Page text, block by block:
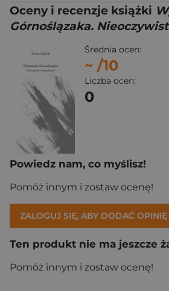
Oceny i recenzje książki
Górnoślązaka.
Średnia ocen:
~ /10
Liczba ocen:
0
Powiedz nam, co myślisz!
Pomóż innym i zostaw ocenę!
ZALOGUJ SIĘ, ABY DODAĆ OPINIĘ
Ten produkt nie ma jeszcze
Pomóż innym i zostaw ocenę!